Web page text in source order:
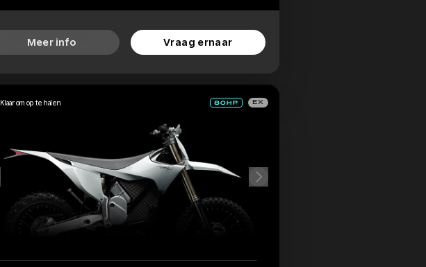
Meer info Vraag ernaar
Klaar om op te halen EX